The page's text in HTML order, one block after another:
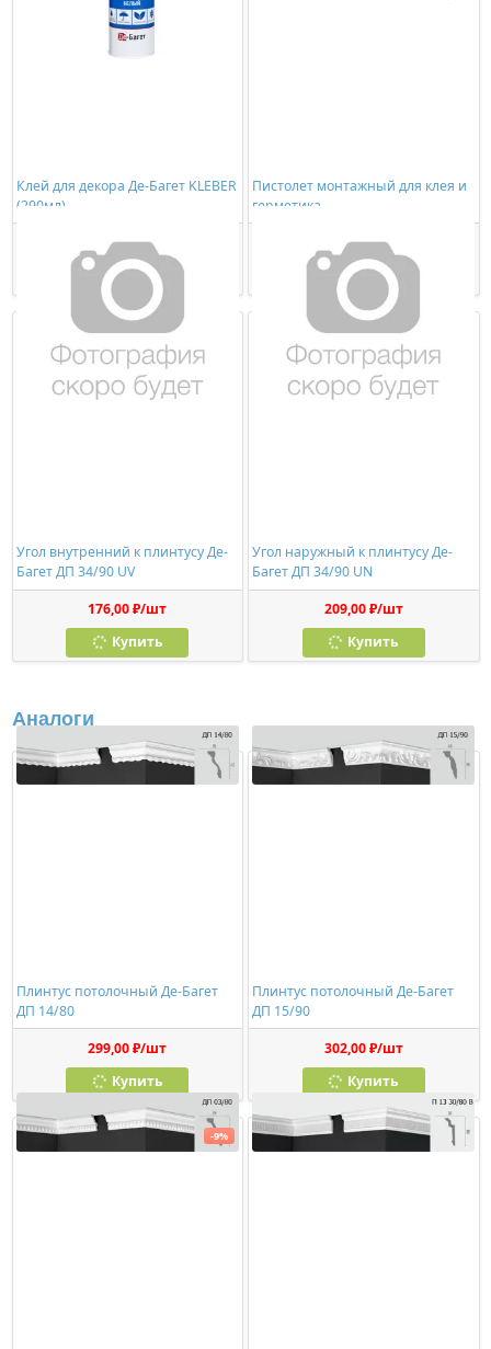
Клей для декора Де-Багет KLEBER
(290мл)
449,00 ₽/шт
Купить
Пистолет монтажный для клея и
герметика
278,00 ₽/шт
Купить
Угол внутренний к плинтусу Де-
Багет ДП 34/90 UV
176,00 ₽/шт
Купить
Угол наружный к плинтусу Де-
Багет ДП 34/90 UN
209,00 ₽/шт
Купить
Аналоги
Плинтус потолочный Де-Багет
ДП 14/80
299,00 ₽/шт
Купить
Плинтус потолочный Де-Багет
ДП 15/90
302,00 ₽/шт
Купить
-9%